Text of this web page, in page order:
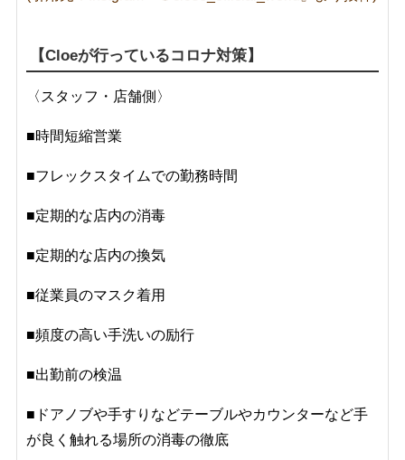
【Cloeが行っているコロナ対策】
〈スタッフ・店舗側〉
■時間短縮営業
■フレックスタイムでの勤務時間
■定期的な店内の消毒
■定期的な店内の換気
■従業員のマスク着用
■頻度の高い手洗いの励行
■出勤前の検温
■ドアノブや手すりなどテーブルやカウンターなど手
が良く触れる場所の消毒の徹底